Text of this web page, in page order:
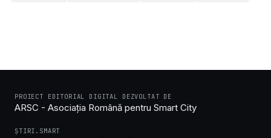
PROIECT EDITORIAL DIGITAL DEZVOLTAT DE
ARSC - Asociația Română pentru Smart City
ȘTIRI.SMART